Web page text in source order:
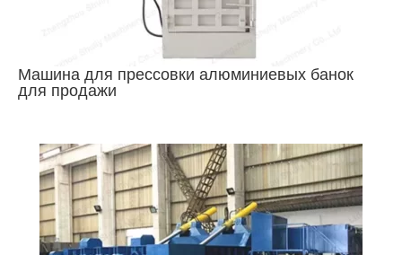
Машина для прессовки алюминиевых банок
для продажи
Bengali